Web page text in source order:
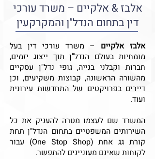
אלבז & אלקיים – משרד עורכי
דין בתחום הנדל"ן והמקרקעין
אלבז אלקיים – משרד עורכי דין בעל
מומחיות בעולם הנדל"ן תוך ייצוג יזמים,
חברות וקבלני בנייה, גופי נדל"ן עסקיים
מהשורה הראשונה, קבוצות משקיעים, וכן
דיירים בפרויקטים של התחדשות עירונית
ועוד.
המשרד שם לעצמו מטרה להעניק את כל
השירותים המשפטיים בתחום הנדל"ן תחת
קורת גג אחת (One Stop Shop) עבור
לקוחות שאינם מעוניינים להתפשר.